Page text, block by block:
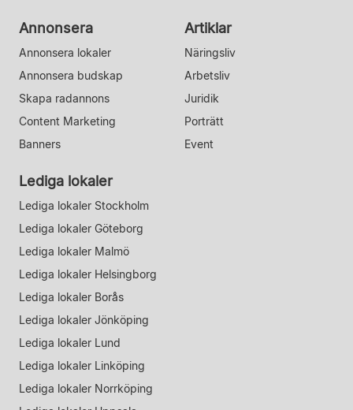
Annonsera
Annonsera lokaler
Annonsera budskap
Skapa radannons
Content Marketing
Banners
Artiklar
Näringsliv
Arbetsliv
Juridik
Porträtt
Event
Lediga lokaler
Lediga lokaler Stockholm
Lediga lokaler Göteborg
Lediga lokaler Malmö
Lediga lokaler Helsingborg
Lediga lokaler Borås
Lediga lokaler Jönköping
Lediga lokaler Lund
Lediga lokaler Linköping
Lediga lokaler Norrköping